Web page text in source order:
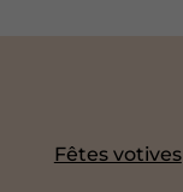
Fêtes votives